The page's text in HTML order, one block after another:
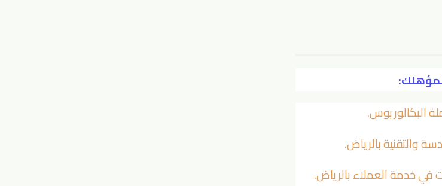
البكالوريوس.
والتقنية بالرياض.
في خدمة العملاء بالرياض.